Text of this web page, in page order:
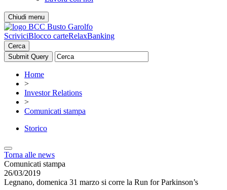
Chiudi menu
ScriviciBlocco carteRelaxBanking
Cerca
Home
>
Investor Relations
>
Comunicati stampa
Storico
Torna alle news
Comunicati stampa
26/03/2019
Legnano, domenica 31 marzo si corre la Run for Parkinson’s